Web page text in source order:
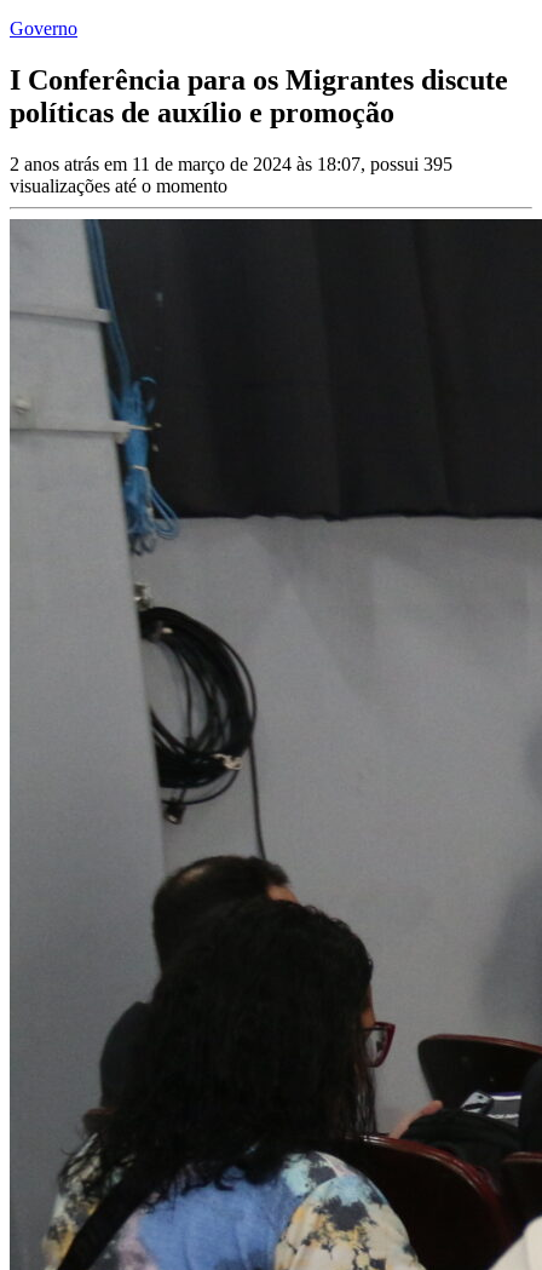
Governo
I Conferência para os Migrantes discute
políticas de auxílio e promoção
2 anos atrás em 11 de março de 2024 às 18:07, possui 395
visualizações até o momento